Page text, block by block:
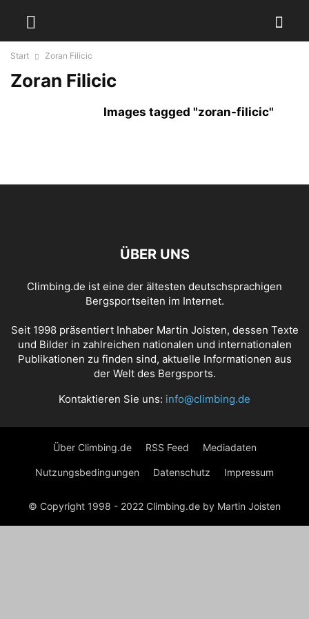
Start Zoran Filicic
Zoran Filicic
Images tagged "zoran-filicic"
ÜBER UNS
Climbing.de ist eine der ältesten deutschsprachigen
Bergsportseiten im Internet.
Seit 1998 präsentiert Inhaber Martin Joisten, dessen Texte
und Bilder in zahlreichen nationalen und internationalen
Publikationen zu finden sind, aktuelle Informationen aus
der Welt des Bergsports.
Kontaktieren Sie uns: info@climbing.de
Über Climbing.de RSS Feed Mediadaten
Nutzungsbedingungen Datenschutz Impressum
© Copyright 1998 - 2022 Climbing.de by Martin Joisten